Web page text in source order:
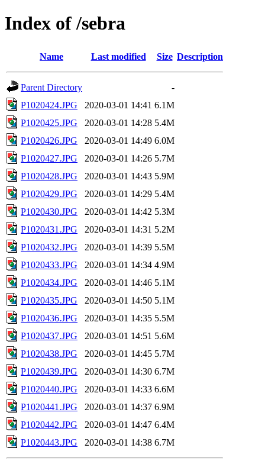
Index of /sebra
Name Last modified Size Description
Parent Directory
-
P1020424.JPG
2020-03-01 14:41 6.1M
P1020425.JPG
2020-03-01 14:28 5.4M
P1020426.JPG
2020-03-01 14:49 6.0M
P1020427.JPG
2020-03-01 14:26 5.7M
P1020428.JPG
2020-03-01 14:43 5.9M
P1020429.JPG
2020-03-01 14:29 5.4M
P1020430.JPG
2020-03-01 14:42 5.3M
P1020431.JPG
2020-03-01 14:31 5.2M
P1020432.JPG
2020-03-01 14:39 5.5M
P1020433.JPG
2020-03-01 14:34 4.9M
P1020434.JPG
2020-03-01 14:46 5.1M
P1020435.JPG
2020-03-01 14:50 5.1M
P1020436.JPG
2020-03-01 14:35 5.5M
P1020437.JPG
2020-03-01 14:51 5.6M
P1020438.JPG
2020-03-01 14:45 5.7M
P1020439.JPG
2020-03-01 14:30 6.7M
P1020440.JPG
2020-03-01 14:33 6.6M
P1020441.JPG
2020-03-01 14:37 6.9M
P1020442.JPG
2020-03-01 14:47 6.4M
P1020443.JPG
2020-03-01 14:38 6.7M